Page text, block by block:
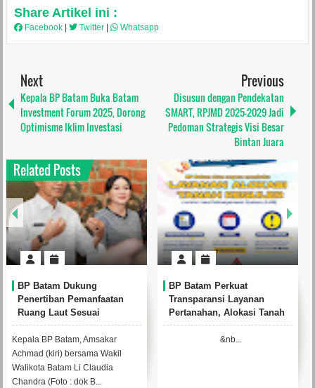
Share Artikel ini :
Facebook Twitter Whatsapp
Next
Kepala BP Batam Buka Batam
Investment Forum 2025, Dorong
Optimisme Iklim Investasi
Previous
Disusun dengan Pendekatan
SMART, RPJMD 2025-2029 Jadi
Pedoman Strategis Visi Besar
Bintan Juara
Related Posts
BP Batam Dukung
Penertiban Pemanfaatan
Ruang Laut Sesuai
Ketentuan Peraturan
Perundang-Undangan
Kepala BP Batam, Amsakar
Achmad (kiri) bersama Wakil
Walikota Batam Li Claudia
Chandra (Foto : dok B...
BP Batam Perkuat
Transparansi Layanan
Pertanahan, Alokasi Tanah
Reguler Segera Hadir
Melalui LMS
&nb...